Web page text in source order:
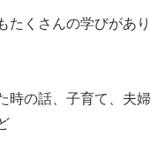
たくさんの学びがあり
時の話、子育て、夫婦